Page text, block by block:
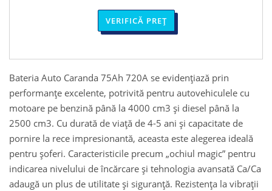
VERIFICĂ PREȚ
Bateria Auto Caranda 75Ah 720A se evidențiază prin
performanțe excelente, potrivită pentru autovehiculele cu
motoare pe benzină până la 4000 cm3 și diesel până la
2500 cm3. Cu durată de viață de 4-5 ani și capacitate de
pornire la rece impresionantă, aceasta este alegerea ideală
pentru șoferi. Caracteristicile precum „ochiul magic” pentru
indicarea nivelului de încărcare și tehnologia avansată Ca/Ca
adaugă un plus de utilitate și siguranță. Rezistența la vibrații